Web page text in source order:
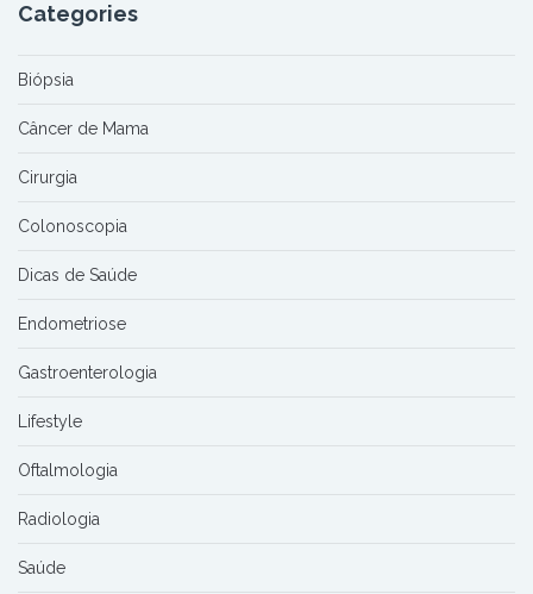
Categories
Biópsia
Câncer de Mama
Cirurgia
Colonoscopia
Dicas de Saúde
Endometriose
Gastroenterologia
Lifestyle
Oftalmologia
Radiologia
Saúde